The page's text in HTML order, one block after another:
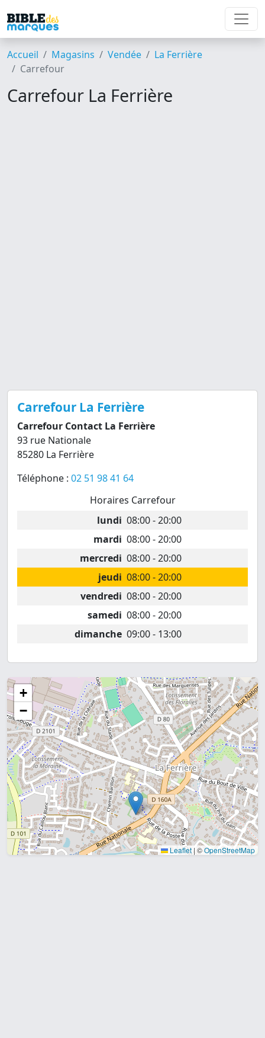
Accueil Magasins Vendée
La Ferrière
Carrefour
Carrefour La Ferrière
Carrefour La Ferrière
Carrefour Contact La Ferrière
93 rue Nationale
85280 La Ferrière
Téléphone : 02 51 98 41 64
Horaires Carrefour
lundi 08:00 - 20:00
mardi 08:00 - 20:00
mercredi 08:00 - 20:00
jeudi 08:00 - 20:00
vendredi 08:00 - 20:00
samedi 08:00 - 20:00
dimanche 09:00 - 13:00
+
−
Leaflet | ©OpenStreetMap